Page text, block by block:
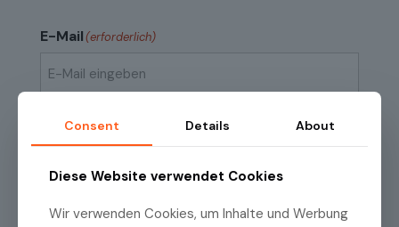
E-Mail(erforderlich)
eingeben
Mail
Datenschutzrichtlinien(erforderlich)
Ich habe dieDatenschutzrichtlinienzur
Consent Details About
Diese Website verwendet Cookies
Wir verwenden Cookies, um Inhalte und Werbung